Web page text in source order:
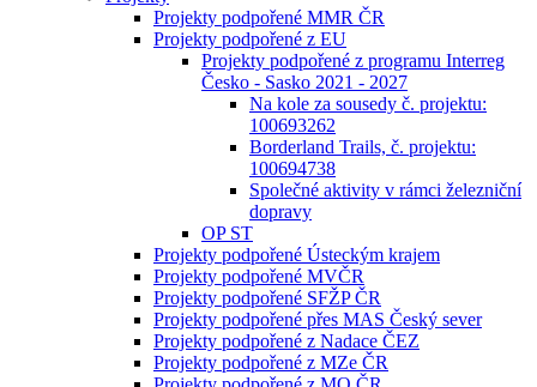
Projekty podpořené MMR ČR
Projekty podpořené z EU
Projekty podpořené z programu Interreg
Česko - Sasko 2021 - 2027
Na kole za sousedy č. projektu:
100693262
Borderland Trails, č. projektu:
100694738
Společné aktivity v rámci železniční
dopravy
OP ST
Projekty podpořené Ústeckým krajem
Projekty podpořené MVČR
Projekty podpořené SFŽP ČR
Projekty podpořené přes MAS Český sever
Projekty podpořené z Nadace ČEZ
Projekty podpořené z MZe ČR